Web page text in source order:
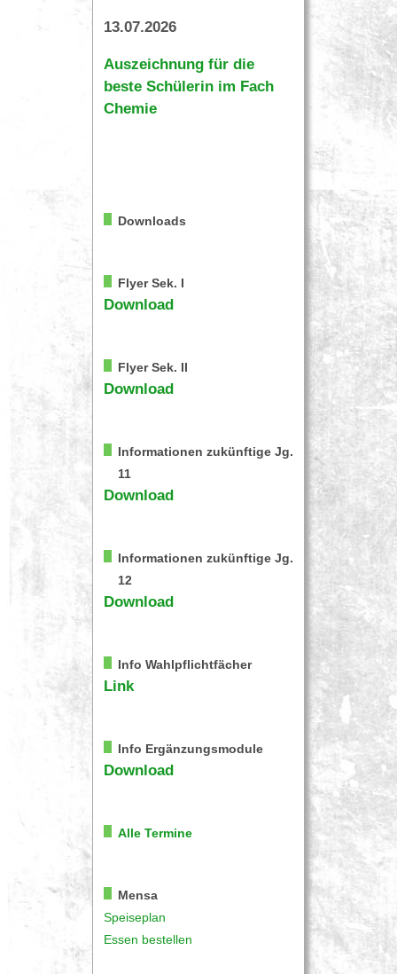
13.07.2026
Auszeichnung für die
beste Schülerin im Fach
Chemie
Downloads
Flyer Sek. I
Download
Flyer Sek. II
Download
Informationen zukünftige Jg.
11
Download
Informationen zukünftige Jg.
12
Download
Info Wahlpflichtfächer
Link
Info Ergänzungsmodule
Download
Alle Termine
Mensa
Speiseplan
Essen bestellen